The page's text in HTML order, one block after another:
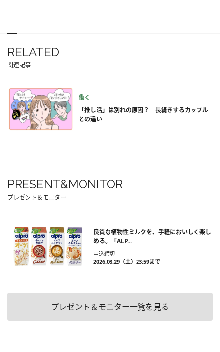
RELATED
関連記事
働く
「推し活」は別れの原因？ 長続きするカップル
との違い
PRESENT&MONITOR
プレゼント＆モニター
良質な植物性ミルクを、手軽においしく楽し
める。「ALP...
申込締切
2026.08.29（土）23:59まで
プレゼント＆モニター一覧を見る